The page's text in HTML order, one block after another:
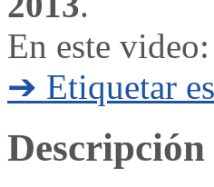
En este video:
➔ Etiquetar
Descripción